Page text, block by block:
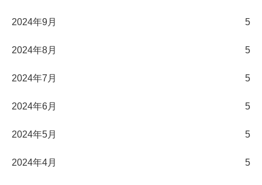
2024年9月 5
2024年8月 5
2024年7月 5
2024年6月 5
2024年5月 5
2024年4月 5